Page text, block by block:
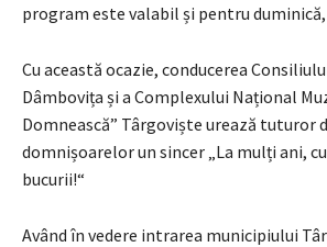
program este valabil și pentru
Cu această ocazie, conducerea
Dâmbovița și a Complexului Național
Domnească” Târgoviște urează tuturor
domnișoarelor un sincer „La mulți ani,
bucurii!“
Având în vedere intrarea municipiului